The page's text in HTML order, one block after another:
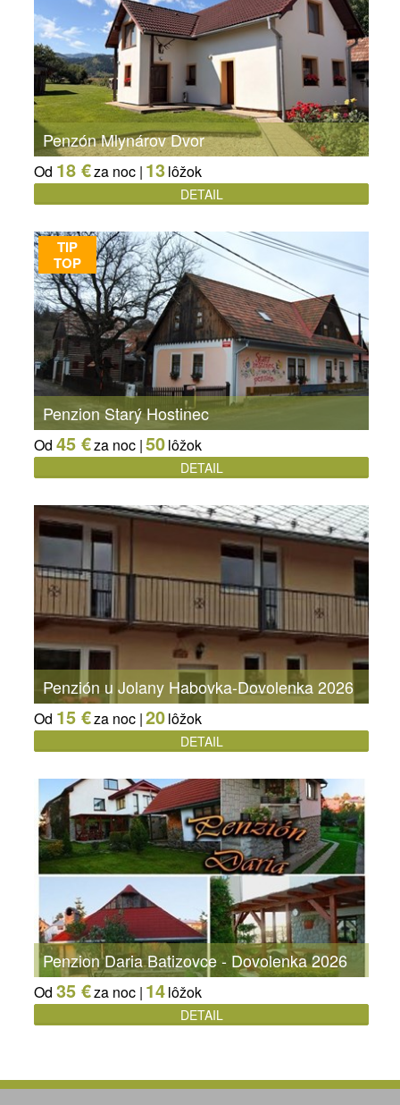
Penzón Mlynárov Dvor
Od 18 €za noc | 13lôžok
DETAIL
TIP
TOP
Penzion Starý Hostinec
Od 45 €za noc |50lôžok
DETAIL
Penzión u Jolany Habovka-Dovolenka 2026
Od 15 €za noc |20lôžok
DETAIL
Penzion Daria Batizovce - Dovolenka 2026
Od 35 €za noc | 14lôžok
DETAIL